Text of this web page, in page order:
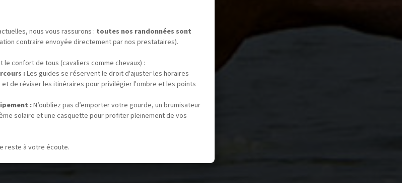
nous vous rassurons : toutes nos randonnées sont
contraire envoyée directement par nos prestataires).
le confort de tous (cavaliers comme chevaux) :
:Les guides se réservent le droit d'ajuster les horaires
de réviser les itinéraires pour privilégier l'ombre et les points
:N’oubliez pas d’emporter votre gourde, un brumisateur
solaire et une casquette pour profiter pleinement de vos
reste à votre écoute.